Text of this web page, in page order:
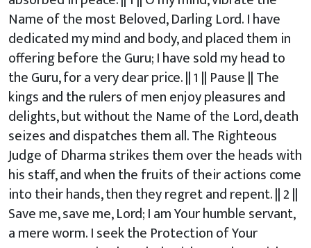
Name of the most Beloved, Darling Lord. I have
dedicated my mind and body, and placed them in
offering before the Guru; I have sold my head to
the Guru, for a very dear price. || 1 || Pause || The
kings and the rulers of men enjoy pleasures and
delights, but without the Name of the Lord, death
seizes and dispatches them all. The Righteous
Judge of Dharma strikes them over the heads with
his staff, and when the fruits of their actions come
into their hands, then they regret and repent. || 2 ||
Save me, save me, Lord; I am Your humble servant,
a mere worm. I seek the Protection of Your